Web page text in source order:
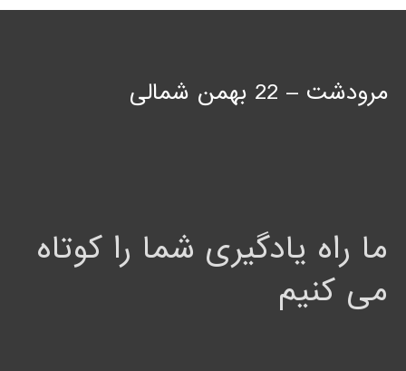
مرودشت – 22 بهمن شمالی
ما راه یادگیری شما را کوتاه
می کنیم